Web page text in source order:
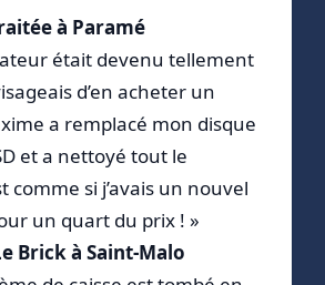
à Paramé
était devenu tellement
d’en acheter un
a remplacé mon disque
et a nettoyé tout le
comme si j’avais un nouvel
un quart du prix ! »
Brick à Saint-Malo